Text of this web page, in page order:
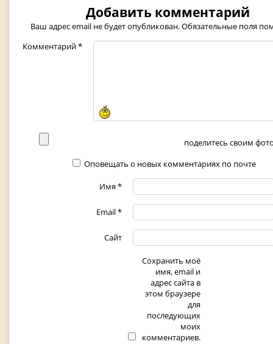
Добавить комментарий
Ваш адрес email не будет опубликован.Обязательные поля
Комментарий*
поделитесь своим
Оповещать о новых комментариях по почте
Имя*
Email*
Сайт
Сохранить моё
имя, email и
адрес сайта в
этом браузере
для
последующих
моих
комментариев.